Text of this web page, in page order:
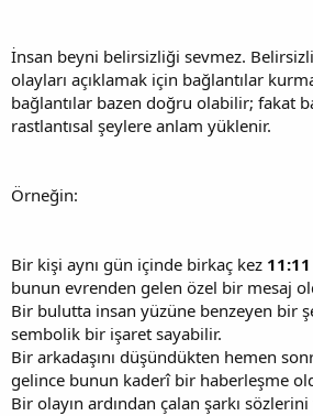
İnsan beyni belirsizliği sevmez.
olayları açıklamak için bağlantılar
bağlantılar bazen doğru olabilir; fakat
rastlantısal şeylere anlam yüklenir.
Örneğin:
Bir kişi aynı gün içinde birkaç kez 11:11
bunun evrenden gelen özel bir mesaj
Bir bulutta insan yüzüne benzeyen bir
sembolik bir işaret sayabilir.
Bir arkadaşını düşündükten hemen
gelince bunun kaderî bir haberleşme
Bir olayın ardından çalan şarkı